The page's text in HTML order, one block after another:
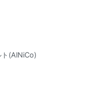
ト(AlNiCo)